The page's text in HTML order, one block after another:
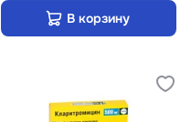
В корзину